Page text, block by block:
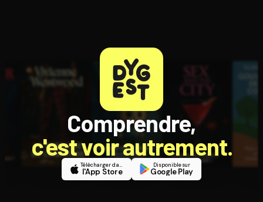
Comprendre,
c'est voir autrement.
Télécharger dans
l'App Store
Disponible sur
Google Play